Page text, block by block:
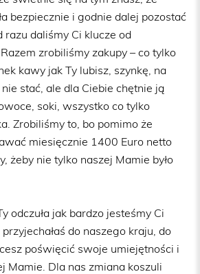
bezpiecznie i godnie dalej pozostać
daliśmy Ci klucze od
zrobiliśmy zakupy – co tylko
kawy jak Ty lubisz, szynkę, na
stać, ale dla Ciebie chętnie ją
soki, wszystko co tylko
Zrobiliśmy to, bo pomimo że
miesięcznie 1400 Euro netto
żeby nie tylko naszej Mamie było
odczuła jak bardzo jesteśmy Ci
do naszego kraju, do
poświęcić swoje umiejętności i
Mamie. Dla nas zmiana koszuli